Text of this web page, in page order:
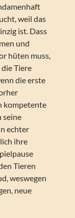
weil das
ist. Dass
und
hüten muss,
Tiere
die erste
kompetente
seine
echter
ihre
Tieren
weswegen
neue